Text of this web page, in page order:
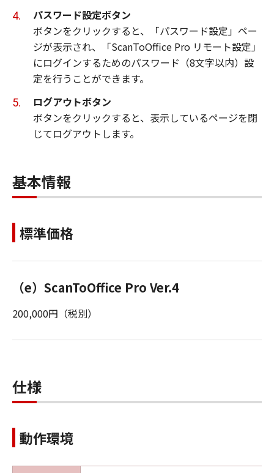
パスワード設定ボタン
ボタンをクリックすると、「パスワード設定」ペー
ジが表示され、「ScanToOffice Pro リモート設定」
にログインするためのパスワード（8文字以内）設
定を行うことができます。
ログアウトボタン
ボタンをクリックすると、表示しているページを閉
じてログアウトします。
基本情報
標準価格
（e）ScanToOffice Pro Ver.4
200,000円（税別）
仕様
動作環境